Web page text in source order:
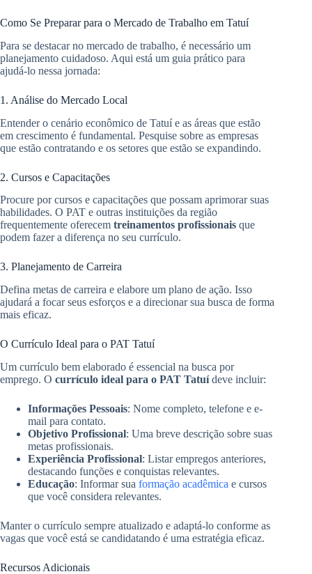
Como Se Preparar para o Mercado de Trabalho em Tatuí
Para se destacar no mercado de trabalho, é necessário um
planejamento cuidadoso. Aqui está um guia prático para
ajudá-lo nessa jornada:
1. Análise do Mercado Local
Entender o cenário econômico de Tatuí e as áreas que estão
em crescimento é fundamental. Pesquise sobre as empresas
que estão contratando e os setores que estão se expandindo.
2. Cursos e Capacitações
Procure por cursos e capacitações que possam aprimorar suas
habilidades. O PAT e outras instituições da região
frequentemente oferecem treinamentos profissionais que
podem fazer a diferença no seu currículo.
3. Planejamento de Carreira
Defina metas de carreira e elabore um plano de ação. Isso
ajudará a focar seus esforços e a direcionar sua busca de forma
mais eficaz.
O Currículo Ideal para o PAT Tatuí
Um currículo bem elaborado é essencial na busca por
emprego. O currículo ideal para o PAT Tatuídeve incluir:
Informações Pessoais: Nome completo, telefone e e-
mail para contato.
Objetivo Profissional: Uma breve descrição sobre suas
metas profissionais.
Experiência Profissional: Listar empregos anteriores,
destacando funções e conquistas relevantes.
Educação: Informar sua formação acadêmica e cursos
que você considera relevantes.
Manter o currículo sempre atualizado e adaptá-lo conforme as
vagas que você está se candidatando é uma estratégia eficaz.
Recursos Adicionais